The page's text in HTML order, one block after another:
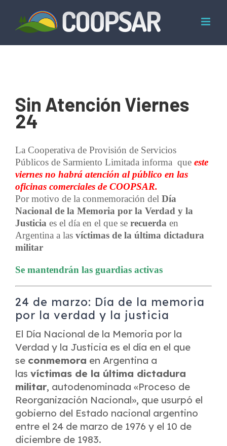
content
Sin Atención Viernes
24
La Cooperativa de Provisión de Servicios
Públicos de Sarmiento Limitada informa que este
viernes no habrá atención al público en las
oficinas comerciales de COOPSAR.
Por motivo de la conmemoración del Día
Nacional de la Memoria por la Verdad y la
Justicia es el día en el que se recuerda en
Argentina a las víctimas de la última dictadura
militar
Se mantendrán las guardias activas
24 de marzo: Día de la memoria
por la verdad y la justicia
El Día Nacional de la Memoria por la
Verdad y la Justicia es el día en el que
se conmemora en Argentina a
las víctimas de la última dictadura
militar, autodenominada «Proceso de
Reorganización Nacional», que usurpó el
gobierno del Estado nacional argentino
entre el 24 de marzo de 1976 y el 10 de
diciembre de 1983.